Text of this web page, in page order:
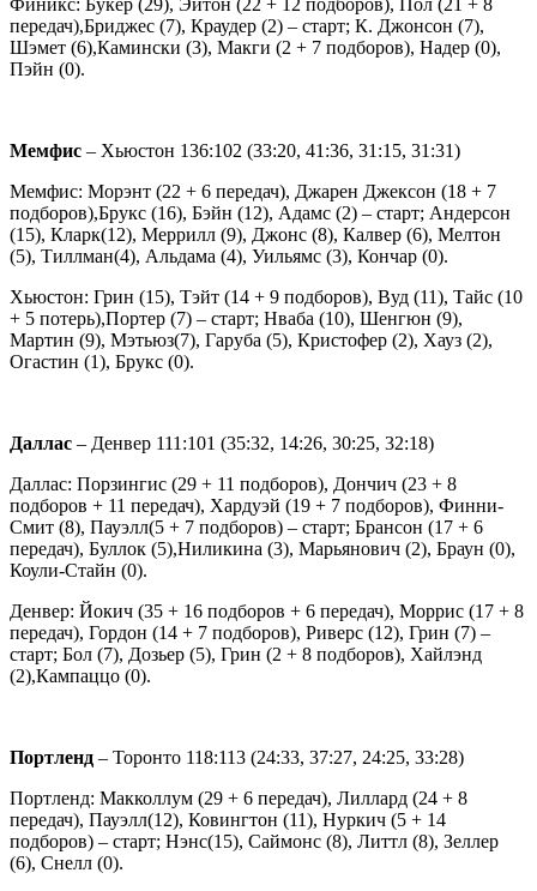
передач),Бриджес (7), Краудер (2) – старт; К. Джонсон (7),
Шэмет (6),Камински (3), Макги (2 + 7 подборов), Надер (0),
Пэйн (0).
Мемфис – Хьюстон 136:102 (33:20, 41:36, 31:15, 31:31)
Мемфис: Морэнт (22 + 6 передач), Джарен Джексон (18 + 7
подборов),Брукс (16), Бэйн (12), Адамс (2) – старт; Андерсон
(15), Кларк(12), Меррилл (9), Джонс (8), Калвер (6), Мелтон
(5), Тиллман(4), Альдама (4), Уильямс (3), Кончар (0).
Хьюстон: Грин (15), Тэйт (14 + 9 подборов), Вуд (11), Тайс (10
+ 5 потерь),Портер (7) – старт; Нваба (10), Шенгюн (9),
Мартин (9), Мэтьюз(7), Гаруба (5), Кристофер (2), Хауз (2),
Огастин (1), Брукс (0).
Даллас – Денвер 111:101 (35:32, 14:26, 30:25, 32:18)
Даллас: Порзингис (29 + 11 подборов), Дончич (23 + 8
подборов + 11 передач), Хардуэй (19 + 7 подборов), Финни-
Смит (8), Пауэлл(5 + 7 подборов) – старт; Брансон (17 + 6
передач), Буллок (5),Ниликина (3), Марьянович (2), Браун (0),
Коули-Стайн (0).
Денвер: Йокич (35 + 16 подборов + 6 передач), Моррис (17 + 8
передач), Гордон (14 + 7 подборов), Риверс (12), Грин (7) –
старт; Бол (7), Дозьер (5), Грин (2 + 8 подборов), Хайлэнд
(2),Кампаццо (0).
Портленд – Торонто 118:113 (24:33, 37:27, 24:25, 33:28)
Портленд: Макколлум (29 + 6 передач), Лиллард (24 + 8
передач), Пауэлл(12), Ковингтон (11), Нуркич (5 + 14
подборов) – старт; Нэнс(15), Саймонс (8), Литтл (8), Зеллер
(6), Снелл (0).